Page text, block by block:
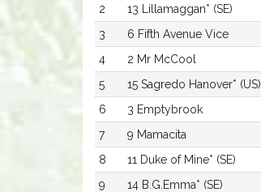
2
13 Lillamaggan* (SE)
3
6 Fifth Avenue Vice
4
2 Mr McCool
5
15 Sagredo Hanover* (US)
6
3 Emptybrook
7
9 Mamacita
8
11 Duke of Mine* (SE)
9
14 B.G.Emma* (SE)